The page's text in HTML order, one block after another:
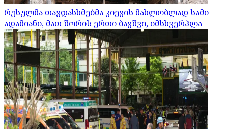
რუსულმა თავდასხმებმა კიევის მახლობლად სამი
ადამიანი, მათ შორის ერთი ბავშვი, იმსხვერპლა